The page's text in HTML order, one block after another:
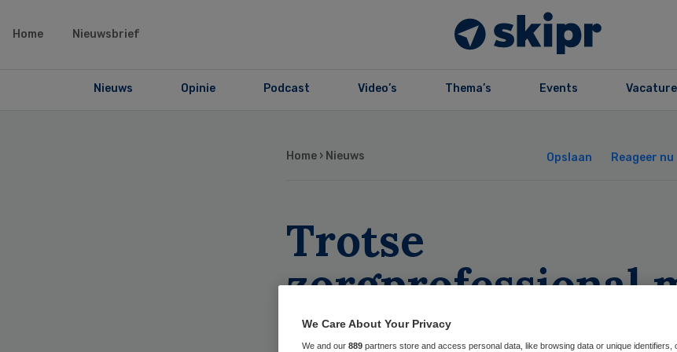
Home Nieuwsbrief
Nieuws Opinie Podcast Video’s Thema’s Events
Home › Nieuws Opslaan Reageer nu
Trotse
zorgprofessional
waardering top
We Care About Your Privacy
We and our 889 partners store and access personal data, like browsing data or unique identifiers,